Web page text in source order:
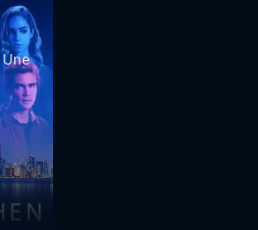
Une